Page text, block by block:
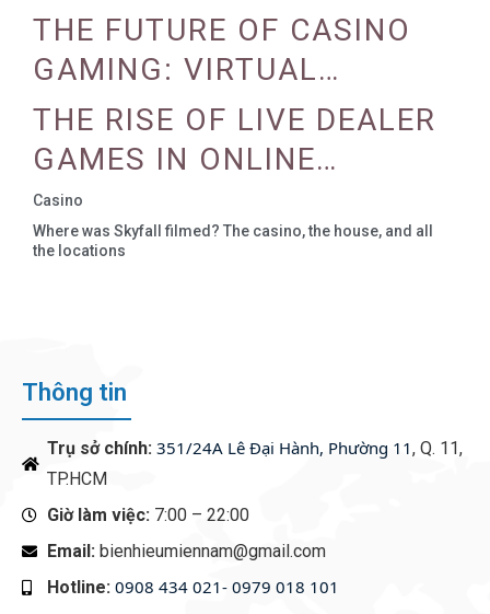
PROGRAMS
THE FUTURE OF CASINO
GAMING: VIRTUAL
REALITY AND AUGMENTED
REALITY
THE RISE OF LIVE DEALER
GAMES IN ONLINE
CASINOS
Casino
Where was Skyfall filmed? The casino, the house, and all
the locations
Thông tin
Trụ sở chính: 351/24A Lê Đại Hành, Phường 11, Q. 11,
TP.HCM
Giờ làm việc: 7:00 – 22:00
Email: bienhieumiennam@gmail.com
Hotline: 0908 434 021- 0979 018 101